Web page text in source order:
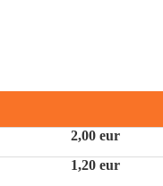
2,00 eur
1,20 eur